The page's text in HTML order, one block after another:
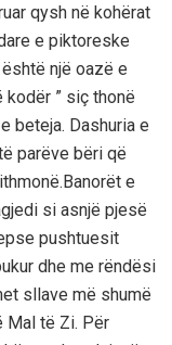
qysh nё kohёrat
e piktoreske
njё oazё e
” siç thonё
beteja. Dashuria e
parёve bёri qё
e
si asnjё pjesё
pushtuesit
dhe me rёndёsi
sllave mё shumё
Mal tё Zi. Pёr